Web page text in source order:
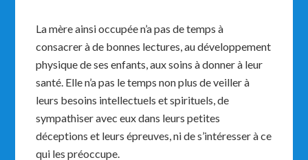
La mère ainsi occupée n’a pas de temps à
consacrer à de bonnes lectures, au développement
physique de ses enfants, aux soins à donner à leur
santé. Elle n’a pas le temps non plus de veiller à
leurs besoins intellectuels et spirituels, de
sympathiser avec eux dans leurs petites
déceptions et leurs épreuves, ni de s’intéresser à ce
qui les préoccupe.